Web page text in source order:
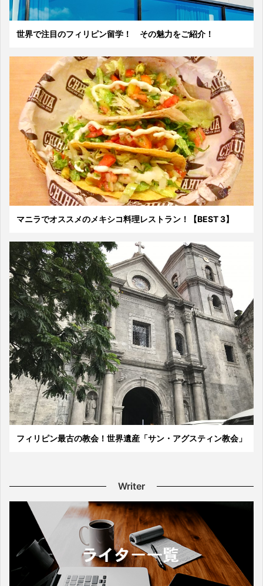
世界で注目のフィリピン留学！ その魅力をご紹介！
マニラでオススメのメキシコ料理レストラン！【BEST 3】
フィリピン最古の教会！世界遺産「サン・アグスティン教会」
Writer